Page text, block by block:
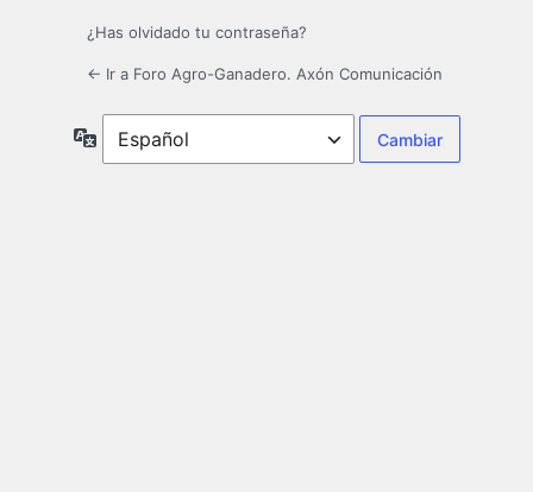
¿Has olvidado tu contraseña?
← Ir a Foro Agro-Ganadero. Axón Comunicación
Idioma